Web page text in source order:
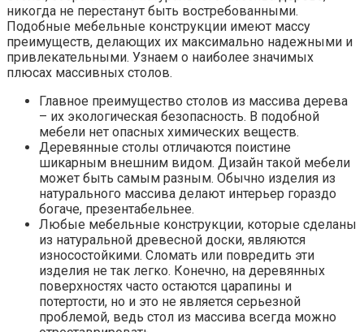
никогда не перестанут быть востребованными.
Подобные мебельные конструкции имеют массу
преимуществ, делающих их максимально надежными и
привлекательными. Узнаем о наиболее значимых
плюсах массивных столов.
Главное преимущество столов из массива дерева
– их экологическая безопасность. В подобной
мебели нет опасных химических веществ.
Деревянные столы отличаются поистине
шикарным внешним видом. Дизайн такой мебели
может быть самым разным. Обычно изделия из
натурального массива делают интерьер гораздо
богаче, презентабельнее.
Любые мебельные конструкции, которые сделаны
из натуральной древесной доски, являются
износостойкими. Сломать или повредить эти
изделия не так легко. Конечно, на деревянных
поверхностях часто остаются царапины и
потертости, но и это не является серьезной
проблемой, ведь стол из массива всегда можно